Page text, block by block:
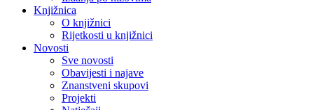
Knjižnica
O knjižnici
Rijetkosti u knjižnici
Novosti
Sve novosti
Obavijesti i najave
Znanstveni skupovi
Projekti